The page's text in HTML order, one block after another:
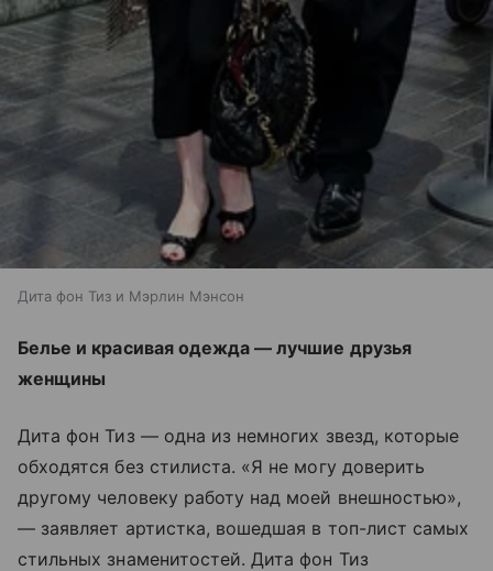
Дита фон Тиз и Мэрлин Мэнсон
Белье и красивая одежда — лучшие друзья
женщины
Дита фон Тиз — одна из немногих звезд, которые
обходятся без стилиста. «Я не могу доверить
другому человеку работу над моей внешностью»,
— заявляет артистка, вошедшая в топ-лист самых
стильных знаменитостей. Дита фон Тиз